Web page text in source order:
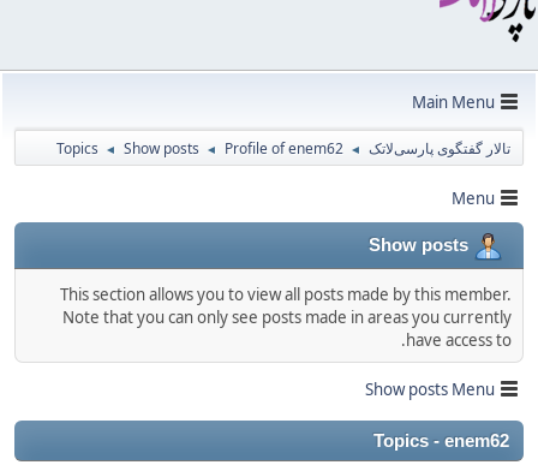
Main Menu
تالار گفتگوی پارسی‌لاتک ◄
Profile of enem62
◄
Show posts
◄
Topics
Menu
Show posts
This section allows you to view all posts made by this member.
Note that you can only see posts made in areas you currently
have access to.
Show posts Menu
Topics - enem62